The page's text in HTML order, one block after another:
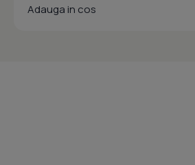
Adauga in cos